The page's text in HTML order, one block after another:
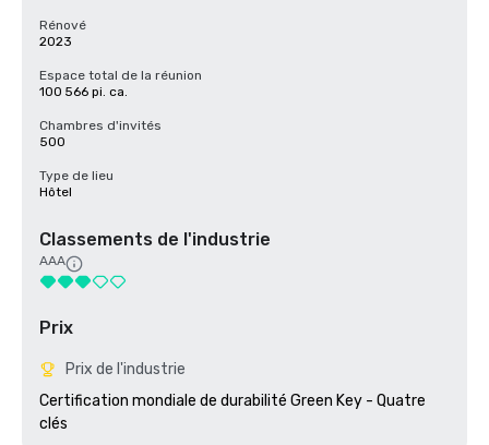
Rénové
2023
Espace total de la réunion
100 566 pi. ca.
Chambres d'invités
500
Type de lieu
Hôtel
Classements de l'industrie
AAA
Prix
Prix de l'industrie
Certification mondiale de durabilité Green Key - Quatre
clés